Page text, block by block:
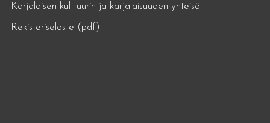
Karjalaisen kulttuurin ja karjalaisuuden yhteisö
Rekisteriseloste (pdf)